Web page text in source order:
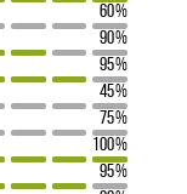
60%
90%
95%
45%
75%
100%
95%